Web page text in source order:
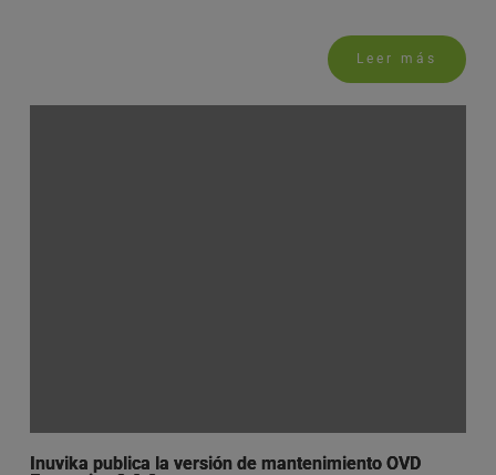
Leer más
Inuvika publica la versión de mantenimiento OVD